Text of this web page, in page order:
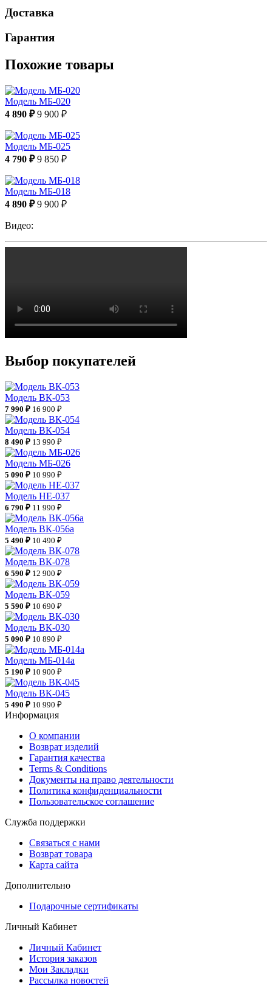
Доставка
Гарантия
Похожие товары
Модель МБ-020
4 890 ₽ 9 900 ₽
Модель МБ-025
4 790 ₽ 9 850 ₽
Модель МБ-018
4 890 ₽ 9 900 ₽
Видео:
Выбор покупателей
Модель ВК-053
7 990 ₽ 16 900 ₽
Модель ВК-054
8 490 ₽ 13 990 ₽
Модель МБ-026
5 090 ₽ 10 990 ₽
Модель НЕ-037
6 790 ₽ 11 990 ₽
Модель ВК-056а
5 490 ₽ 10 490 ₽
Модель ВК-078
6 590 ₽ 12 900 ₽
Модель ВК-059
5 590 ₽ 10 690 ₽
Модель ВК-030
5 090 ₽ 10 890 ₽
Модель МБ-014а
5 190 ₽ 10 900 ₽
Модель ВК-045
5 490 ₽ 10 990 ₽
Информация
О компании
Возврат изделий
Гарантия качества
Terms & Conditions
Документы на право деятельности
Политика конфиденциальности
Пользовательское соглашение
Служба поддержки
Связаться с нами
Возврат товара
Карта сайта
Дополнительно
Подарочные сертификаты
Личный Кабинет
Личный Кабинет
История заказов
Мои Закладки
Рассылка новостей